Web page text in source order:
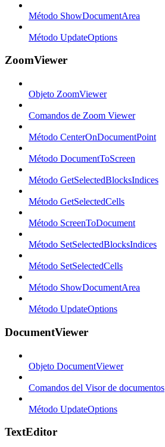
Método ShowDocumentArea
Método UpdateOptions
ZoomViewer
Objeto ZoomViewer
Comandos de Zoom Viewer
Método CenterOnDocumentPoint
Método DocumentToScreen
Método GetSelectedBlocksIndices
Método GetSelectedCells
Método ScreenToDocument
Método SetSelectedBlocksIndices
Método SetSelectedCells
Método ShowDocumentArea
Método UpdateOptions
DocumentViewer
Objeto DocumentViewer
Comandos del Visor de documentos
Método UpdateOptions
TextEditor